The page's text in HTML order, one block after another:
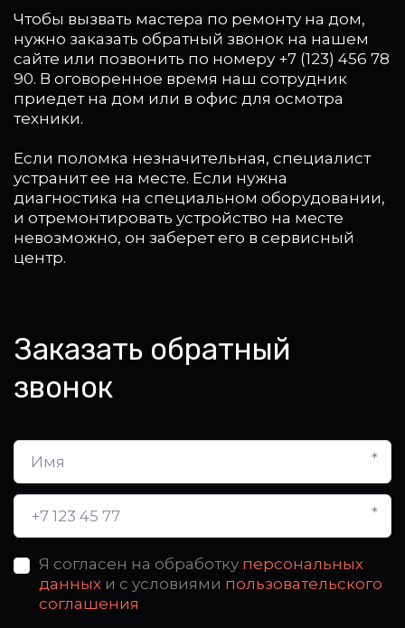
Чтобы вызвать мастера по ремонту на дом,
нужно заказать обратный звонок на нашем
сайте или позвонить по номеру +7 (123) 456 78
90. В оговоренное время наш сотрудник
приедет на дом или в офис для осмотра
техники.
Если поломка незначительная, специалист
устранит ее на месте. Если нужна
диагностика на специальном оборудовании,
и отремонтировать устройство на месте
невозможно, он заберет его в сервисный
центр.
Заказать обратный
звонок
*
*
Я согласен на обработку персональных
данных и с условиями пользовательского
соглашения